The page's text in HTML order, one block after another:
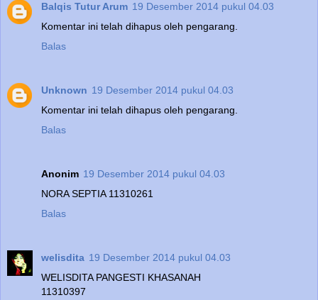
Balqis Tutur Arum 19 Desember 2014 pukul 04.03
Komentar ini telah dihapus oleh pengarang.
Balas
Unknown 19 Desember 2014 pukul 04.03
Komentar ini telah dihapus oleh pengarang.
Balas
Anonim 19 Desember 2014 pukul 04.03
NORA SEPTIA 11310261
Balas
welisdita 19 Desember 2014 pukul 04.03
WELISDITA PANGESTI KHASANAH
11310397